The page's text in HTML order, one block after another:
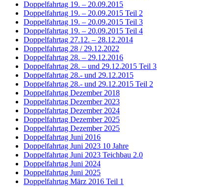
Doppelfahrtag 19. – 20.09.2015
Doppelfahrtag 19. – 20.09.2015 Teil 2
Doppelfahrtag 19. – 20.09.2015 Teil 3
Doppelfahrtag 19. – 20.09.2015 Teil 4
Doppelfahrtag 27.12. – 28.12.2014
Doppelfahrtag 28 / 29.12.2022
Doppelfahrtag 28. – 29.12.2016
Doppelfahrtag 28. – und 29.12.2015 Teil 3
Doppelfahrtag 28.- und 29.12.2015
Doppelfahrtag 28.- und 29.12.2015 Teil 2
Doppelfahrtag Dezember 2018
Doppelfahrtag Dezember 2023
Doppelfahrtag Dezember 2024
Doppelfahrtag Dezember 2025
Doppelfahrtag Dezember 2025
Doppelfahrtag Juni 2016
Doppelfahrtag Juni 2023 10 Jahre
Doppelfahrtag Juni 2023 Teichbau 2.0
Doppelfahrtag Juni 2024
Doppelfahrtag Juni 2025
Doppelfahrtag März 2016 Teil 1